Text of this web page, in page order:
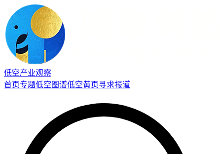
低空产业观察
首页专题低空图谱低空黄页寻求报道